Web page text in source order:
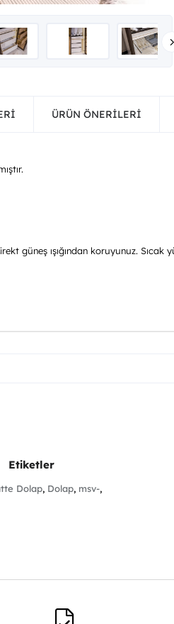
ÜRÜN ÖNERILERI
güneş ışığından koruyunuz. Sıcak
Etiketler
Dolap, Dolap, msv-,